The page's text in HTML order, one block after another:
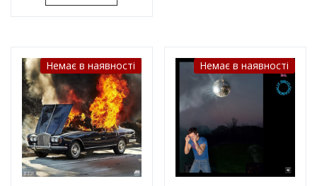
Немає в наявності Немає в наявності